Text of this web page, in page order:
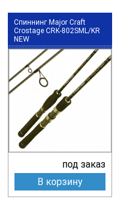
Спиннинг Major Craft
Crostage CRK-802SML/KR
NEW
под заказ
В корзину